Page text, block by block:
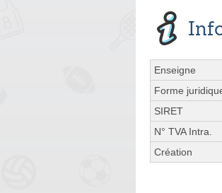
Enseigne
Forme
SIRET
N° TVA Intra.
Création